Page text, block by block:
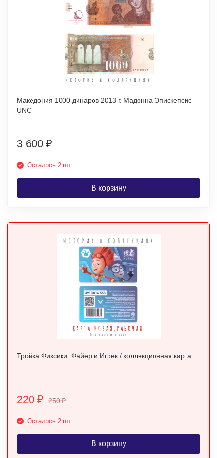
Македония 1000 динаров 2013 г. Мадонна Эпискепсис
UNC
3 600 ₽
Осталось 2 шт.
В корзину
Тройка Фиксики. Файер и Игрек / коллекционная карта
220 ₽ 250₽
Осталось 2 шт.
В корзину